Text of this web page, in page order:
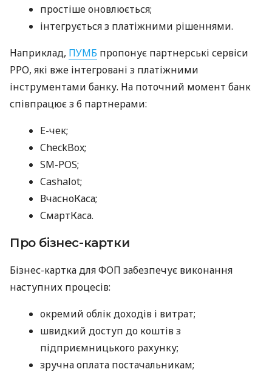
простіше оновлюється;
інтегрується з платіжними рішеннями.
Наприклад, ПУМБ пропонує партнерські сервіси
РРО, які вже інтегровані з платіжними
інструментами банку. На поточний момент банк
співпрацює з 6 партнерами:
E-чек;
CheckBox;
SM-POS;
Cashalot;
ВчасноКаса;
СмартКаса.
Про бізнес-картки
Бізнес-картка для ФОП забезпечує виконання
наступних процесів:
окремий облік доходів і витрат;
швидкий доступ до коштів з
підприємницького рахунку;
зручна оплата постачальникам;